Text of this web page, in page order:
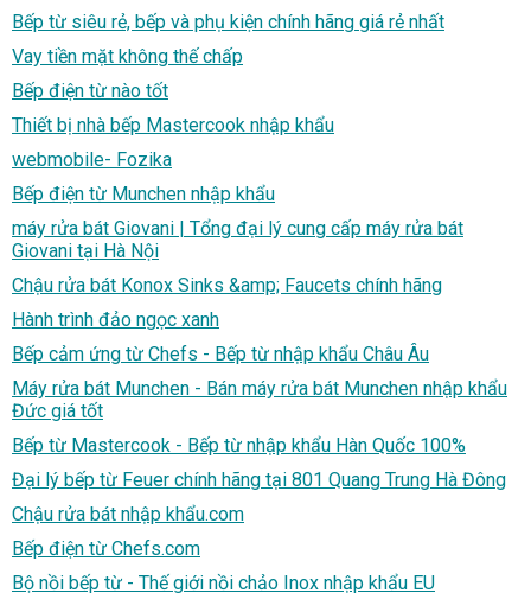
Bếp từ siêu rẻ, bếp và phụ kiện chính hãng giá rẻ nhất
Vay tiền mặt không thế chấp
Bếp điện từ nào tốt
Thiết bị nhà bếp Mastercook nhập khẩu
webmobile- Fozika
Bếp điện từ Munchen nhập khẩu
máy rửa bát Giovani | Tổng đại lý cung cấp máy rửa bát
Giovani tại Hà Nội
Chậu rửa bát Konox Sinks &amp; Faucets chính hãng
Hành trình đảo ngọc xanh
Bếp cảm ứng từ Chefs - Bếp từ nhập khẩu Châu Âu
Máy rửa bát Munchen - Bán máy rửa bát Munchen nhập khẩu
Đức giá tốt
Bếp từ Mastercook - Bếp từ nhập khẩu Hàn Quốc 100%
Đại lý bếp từ Feuer chính hãng tại 801 Quang Trung Hà Đông
Chậu rửa bát nhập khẩu.com
Bếp điện từ Chefs.com
Bộ nồi bếp từ - Thế giới nồi chảo Inox nhập khẩu EU